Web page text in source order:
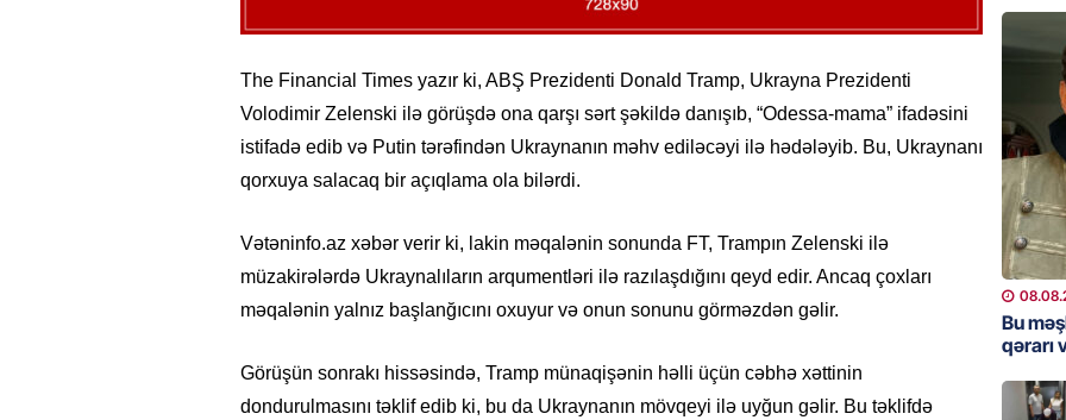
The Financial Times yazır ki, ABŞ Prezidenti Donald Tramp, Ukrayna Prezidenti
Volodimir Zelenski ilə görüşdə ona qarşı sərt şəkildə danışıb, “Odessa-mama” ifadəsini
istifadə edib və Putin tərəfindən Ukraynanın məhv ediləcəyi ilə hədələyib. Bu, Ukraynanı
qorxuya salacaq bir açıqlama ola bilərdi.
Vətəninfo.az xəbər verir ki, lakin məqalənin sonunda FT, Trampın Zelenski ilə
müzakirələrdə Ukraynalıların arqumentləri ilə razılaşdığını qeyd edir. Ancaq çoxları
məqalənin yalnız başlanğıcını oxuyur və onun sonunu görməzdən gəlir.
Görüşün sonrakı hissəsində, Tramp münaqişənin həlli üçün cəbhə xəttinin
dondurulmasını təklif edib ki, bu da Ukraynanın mövqeyi ilə uyğun gəlir. Bu təklifdə
GÜNDƏM
həkim
MANŞET
şikayət
işıq?
Hərbi
Bu
qərarı